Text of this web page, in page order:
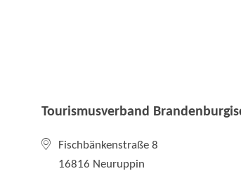
Tourismusverband
Fischbänkenstraße 8
16816 Neuruppin